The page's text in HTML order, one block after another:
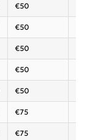
€50
€50
€50
€50
€50
€75
€75